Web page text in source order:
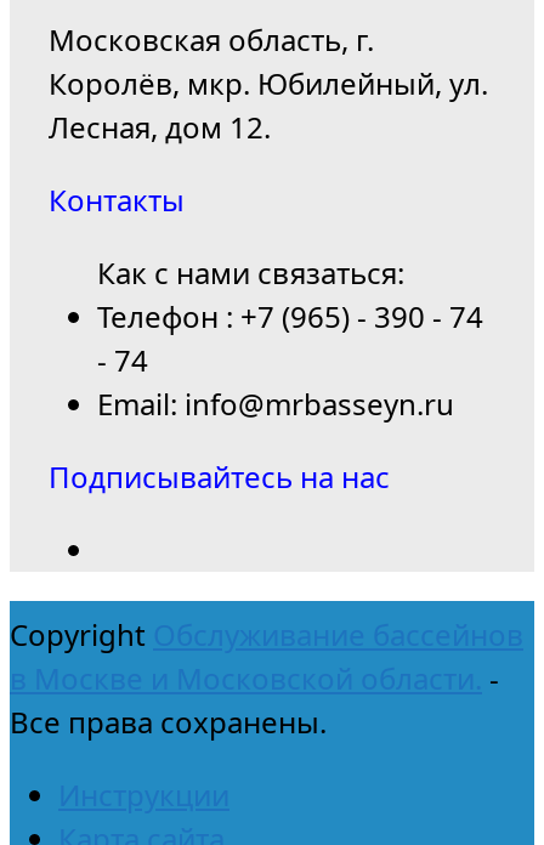
Московская область, г.
Королёв, мкр. Юбилейный, ул.
Лесная, дом 12.
Контакты
Как с нами связаться:
Телефон : +7 (965) - 390 - 74
- 74
Email: info@mrbasseyn.ru
Подписывайтесь на нас
Copyright Обслуживание бассейнов
в Москве и Московской области. -
Все права сохранены.
Инструкции